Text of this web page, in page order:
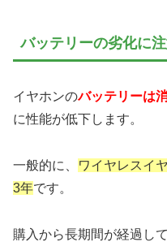
バッテリーの劣化に
イヤホンのバッテリーは
に性能が低下します。
一般的に、
ワイヤレスイ
3年です。
購入から長期間が経過し